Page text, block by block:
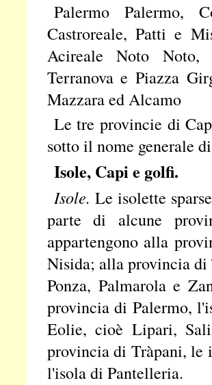
Palermo Palermo,
Castroreale, Patti e
Acireale Noto Noto,
Terranova e Piazza
Mazzara ed Alcamo
Le tre provincie di
sotto il nome generale
Isole, Capi e golfi.
Isole. Leisolette
parte di alcune
appartengono alla
Nisida; alla provincia di
Ponza, Palmarola e
provincia di Palermo,
Eolie, cioè Lipari,
provincia di Tràpani, le
l'isola di Pantelleria.